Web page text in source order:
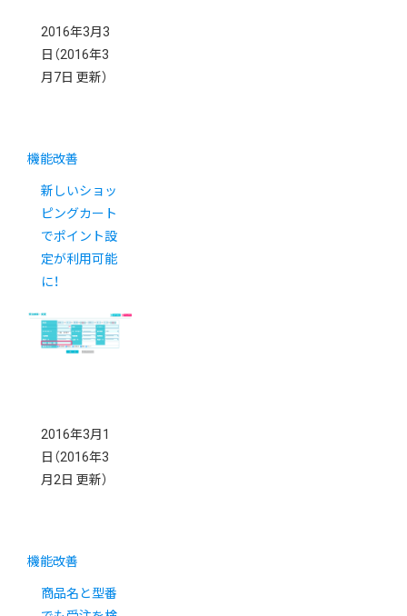
2016年3月3
日 （2016年3
月7日 更新）
機能改善
新しいショッ
ピングカート
でポイント設
定が利用可能
に！
2016年3月1
日 （2016年3
月2日 更新）
機能改善
商品名と型番